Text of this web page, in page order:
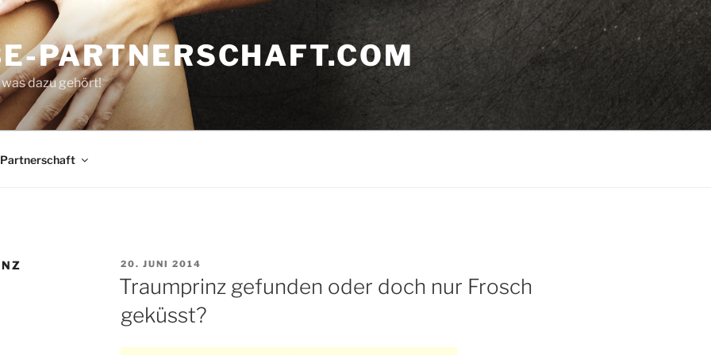
PARTNERSCHAFT.COM
dazu gehört!
Partnerschaft
VERÖFFENTLICHT
AM
20. JUNI 2014
Traumprinz gefunden oder doch nur Frosch
geküsst?